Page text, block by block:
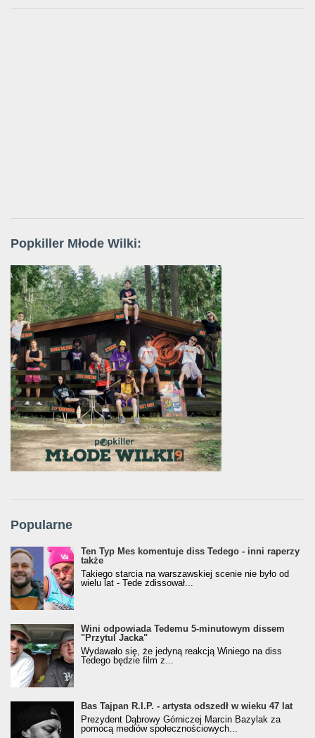
Popkiller Młode Wilki:
Popularne
Ten Typ Mes komentuje diss Tedego - inni raperzy
także
Takiego starcia na warszawskiej scenie nie było od
wielu lat - Tede zdissował...
Wini odpowiada Tedemu 5-minutowym dissem
"Przytul Jacka"
Wydawało się, że jedyną reakcją Winiego na diss
Tedego będzie film z...
Bas Tajpan R.I.P. - artysta odszedł w wieku 47 lat
Prezydent Dąbrowy Górniczej Marcin Bazylak za
pomocą mediów społecznościowych...